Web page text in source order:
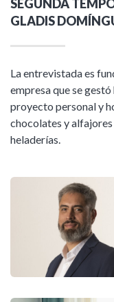
SEGUNDA
GLADIS
La entrevistada es
empresa que se
proyecto personal y
chocolates y
heladerías.